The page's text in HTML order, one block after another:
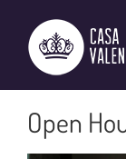
conteúdo
Open